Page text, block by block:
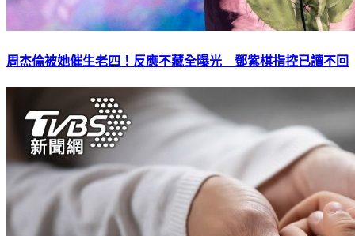
周杰倫被她催生老四！反應不藏全曝光 鄧紫棋指控已讀不回